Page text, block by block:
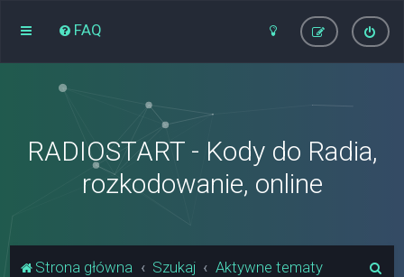
FAQ
RADIOSTART - Kody do Radia,
rozkodowanie, online
Strona główna Szukaj Aktywne tematy